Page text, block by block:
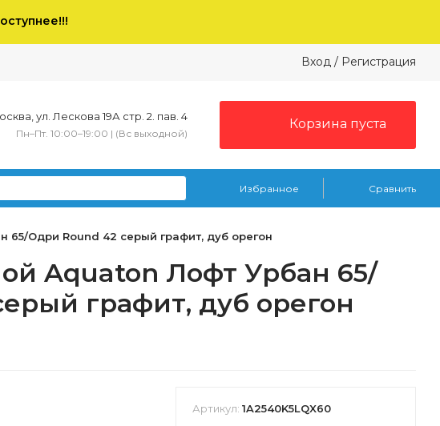
Вход / Регистрация
ул. Лескова 19А стр. 2. пав. 4
Пн–Пт. 10:00–19:00 | (Вс выходной)
Корзина пуста
Избранное Сравнить
65/Одри Round 42 серый графит, дуб орегон
Aquaton Лофт Урбан 65/
графит, дуб орегон
Артикул: 1A2540K5LQX60